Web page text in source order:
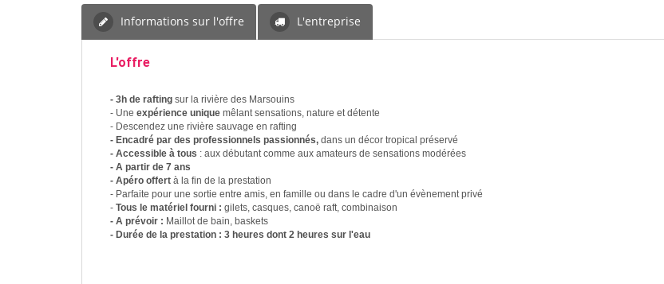
Informations sur l'offre L'entreprise
L'offre
- 3h de rafting sur la rivière des Marsouins
- Une expérience unique mêlant sensations, nature et détente
- Descendez une rivière sauvage en rafting
- Encadré par des professionnels passionnés, dans un décor tropical préservé
- Accessible à tous : aux débutant comme aux amateurs de sensations modérées
- A partir de 7 ans
- Apéro offert à la fin de la prestation
- Parfaite pour une sortie entre amis, en famille ou dans le cadre d'un évènement privé
- Tous le matériel fourni : gilets, casques, canoë raft, combinaison
- A prévoir : Maillot de bain, baskets
- Durée de la prestation : 3 heures dont 2 heures sur l'eau